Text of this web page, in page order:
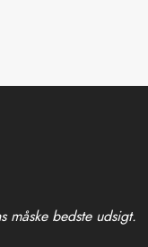
måske bedste udsigt.